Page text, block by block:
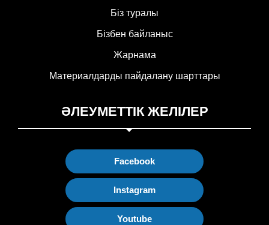
Біз туралы
Бізбен байланыс
Жарнама
Материалдарды пайдалану шарттары
ӘЛЕУМЕТТІК ЖЕЛІЛЕР
Facebook
Instagram
Youtube